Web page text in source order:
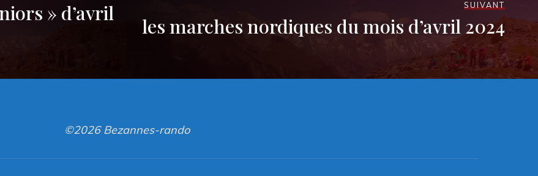
» d’avril
SUIVANT
les marches nordiques du mois d’avril 2024
©2026 Bezannes-rando